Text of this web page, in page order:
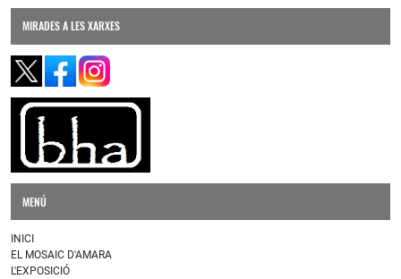
MIRADES A LES XARXES
MENÚ
INICI
EL MOSAIC D'AMARA
L'EXPOSICIÓ